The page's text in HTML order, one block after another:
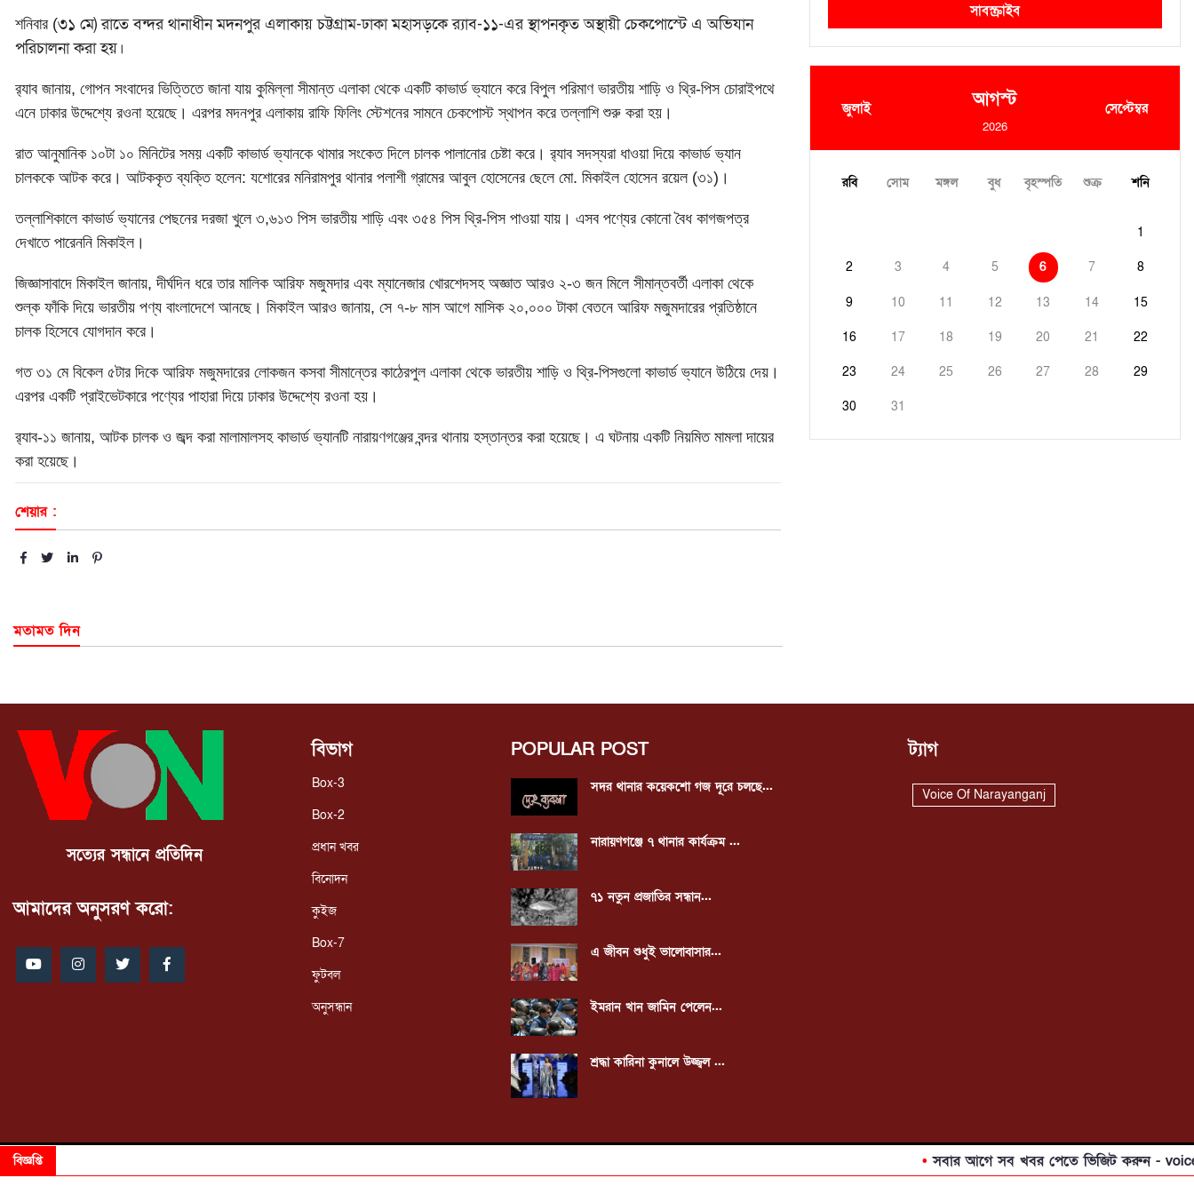
শনিবার (৩১ মে)রাতে বন্দর থানাধীন মদনপুর এলাকায় চট্টগ্রাম-ঢাকা মহাসড়কে র‌্যাব-১১-এর স্থাপনকৃত অস্থায়ী চেকপোস্টে এ অভিযান
পরিচালনা করা হয়।
র‌্যাব জানায়, গোপন সংবাদের ভিত্তিতে জানা যায় কুমিল্লা সীমান্ত এলাকা থেকে একটি কাভার্ড ভ্যানে করে বিপুল পরিমাণ ভারতীয় শাড়ি ও থ্রি-পিস চোরাইপথে
এনে ঢাকার উদ্দেশ্যে রওনা হয়েছে। এরপর মদনপুর এলাকায় রাফি ফিলিং স্টেশনের সামনে চেকপোস্ট স্থাপন করে তল্লাশি শুরু করা হয়।
রাত আনুমানিক ১০টা ১০ মিনিটের সময় একটি কাভার্ড ভ্যানকে থামার সংকেত দিলে চালক পালানোর চেষ্টা করে। র‌্যাব সদস্যরা ধাওয়া দিয়ে কাভার্ড ভ্যান
চালককে আটক করে। আটককৃত ব্যক্তি হলেন: যশোরের মনিরামপুর থানার পলাশী গ্রামের আবুল হোসেনের ছেলে মো. মিকাইল হোসেন রয়েল (৩১)।
তল্লাশিকালে কাভার্ড ভ্যানের পেছনের দরজা খুলে ৩,৬১৩ পিস ভারতীয় শাড়ি এবং ৩৫৪ পিস থ্রি-পিস পাওয়া যায়। এসব পণ্যের কোনো বৈধ কাগজপত্র
দেখাতে পারেননি মিকাইল।
জিজ্ঞাসাবাদে মিকাইল জানায়, দীর্ঘদিন ধরে তার মালিক আরিফ মজুমদার এবং ম্যানেজার খোরশেদসহ অজ্ঞাত আরও ২-৩ জন মিলে সীমান্তবর্তী এলাকা থেকে
শুল্ক ফাঁকি দিয়ে ভারতীয় পণ্য বাংলাদেশে আনছে। মিকাইল আরও জানায়, সে ৭-৮ মাস আগে মাসিক ২০,০০০ টাকা বেতনে আরিফ মজুমদারের প্রতিষ্ঠানে
চালক হিসেবে যোগদান করে।
গত ৩১ মে বিকেল ৫টার দিকে আরিফ মজুমদারের লোকজন কসবা সীমান্তের কাঠেরপুল এলাকা থেকে ভারতীয় শাড়ি ও থ্রি-পিসগুলো কাভার্ড ভ্যানে উঠিয়ে দেয়।
এরপর একটি প্রাইভেটকারে পণ্যের পাহারা দিয়ে ঢাকার উদ্দেশ্যে রওনা হয়।
র‌্যাব-১১ জানায়, আটক চালক ও জব্দ করা মালামালসহ কাভার্ড ভ্যানটি নারায়ণগঞ্জের বন্দর থানায় হস্তান্তর করা হয়েছে। এ ঘটনায় একটি নিয়মিত মামলা দায়ের
করা হয়েছে।
শেয়ার :
মতামত দিন
সাবস্ক্রাইব
জুলাই আগস্ট
2026
সেপ্টেম্বর
রবি সোম মঙ্গল বুধ বৃহস্পতি শুক্র শনি
1
2 3 4 5 6 7 8
9 10 11 12 13 14 15
16 17 18 19 20 21 22
23 24 25 26 27 28 29
30 31
বিজ্ঞপ্তি সবার আগে সব খবর পেতে ভিজিট করুন -
সত্যের সন্ধানে প্রতিদিন
আমাদের অনুসরণ করো:
বিভাগ
Box-3
Box-2
প্রধান খবর
বিনোদন
কুইজ
Box-7
ফুটবল
অনুসন্ধান
POPULAR POST
সদর থানার কয়েকশো গজ দূরে চলছে...
নারায়ণগঞ্জে ৭ থানার কার্যক্রম ...
৭১ নতুন প্রজাতির সন্ধান...
এ জীবন শুধুই ভালোবাসার...
ইমরান খান জামিন পেলেন...
শ্রদ্ধা কারিনা কুনালে উজ্জ্বল ...
ট্যাগ
Voice Of Narayanganj